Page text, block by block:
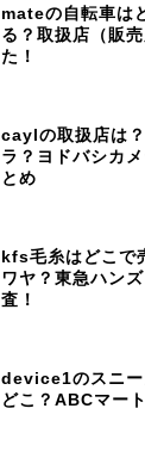
mateの自転車は
る？取扱店（販
た！
caylの取扱店は
ラ？ヨドバシカ
とめ
kfs毛糸はどこで
ワヤ？東急ハン
査！
device1のスニー
どこ？ABCマー